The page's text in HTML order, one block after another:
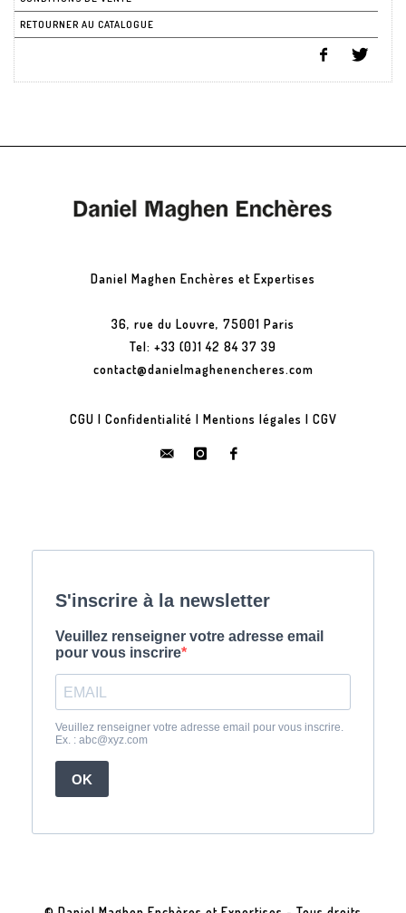
RETOURNER AU CATALOGUE
Daniel Maghen Enchères et Expertises
36, rue du Louvre, 75001 Paris
Tel: +33 (0)1 42 84 37 39
contact@danielmaghenencheres.com
CGU | Confidentialité | Mentions légales | CGV